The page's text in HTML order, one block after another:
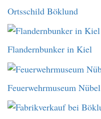
Ortsschild Böklund
Flandernbunker in Kiel
Feuerwehrmuseum Nübel